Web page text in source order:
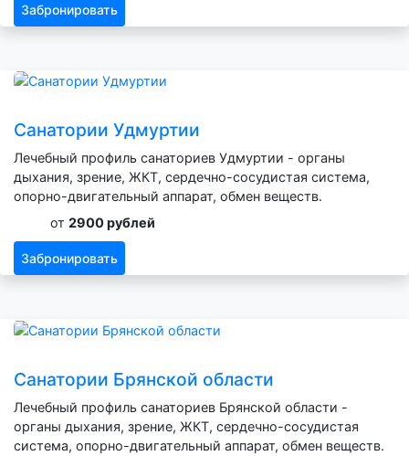
Забронировать
Санатории Удмуртии
Лечебный профиль санаториев Удмуртии - органы
дыхания, зрение, ЖКТ, сердечно-сосудистая система,
опорно-двигательный аппарат, обмен веществ.
от 2900 рублей
Забронировать
Санатории Брянской области
Лечебный профиль санаториев Брянской области -
органы дыхания, зрение, ЖКТ, сердечно-сосудистая
система, опорно-двигательный аппарат, обмен веществ.